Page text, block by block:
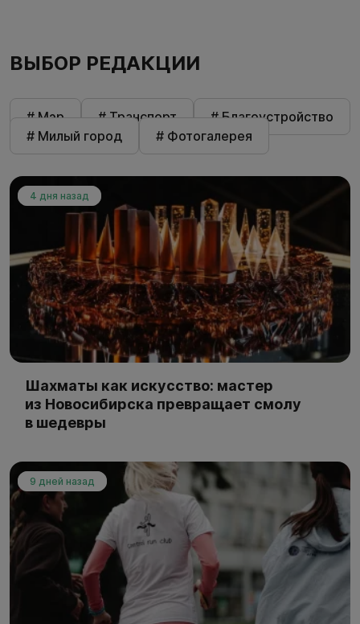
ВЫБОР РЕДАКЦИИ
# Мэр # Транспорт
# Благоустройство
# Милый город
# Фотогалерея
4 дня назад
Шахматы как искусство: мастер
из Новосибирска превращает смолу
в шедевры
9 дней назад